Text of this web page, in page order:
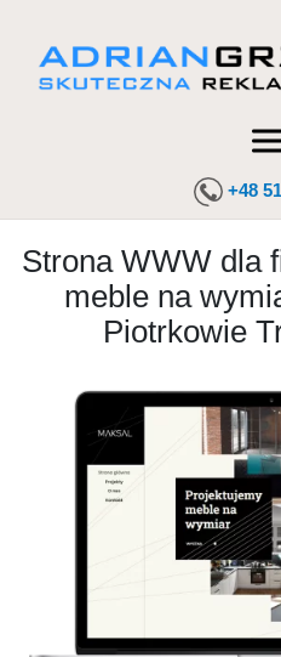
+48
Strona WWW dla
meble na
Piotrkowie